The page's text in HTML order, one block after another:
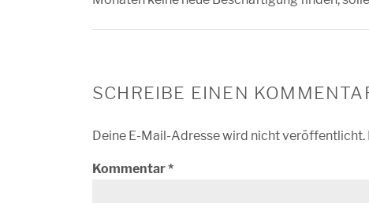
SCHREIBE EINEN
Deine E-Mail-Adresse wird nicht veröffentlicht.
Kommentar*